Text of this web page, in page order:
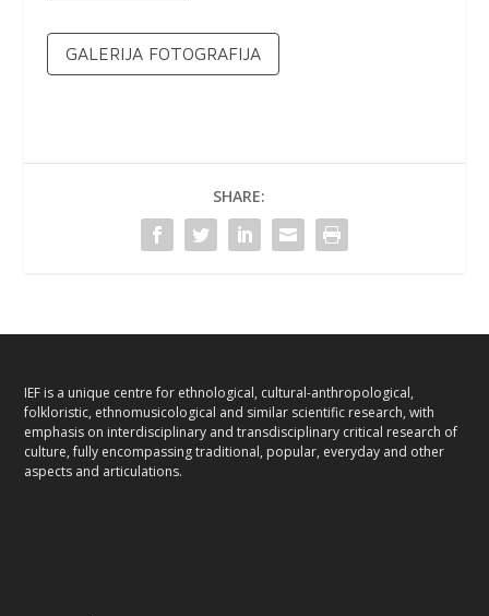
GALERIJA FOTOGRAFIJA
SHARE:
IEF is a unique centre for ethnological, cultural-anthropological,
folkloristic, ethnomusicological and similar scientific research, with
emphasis on interdisciplinary and transdisciplinary critical research of
culture, fully encompassing traditional, popular, everyday and other
aspects and articulations.